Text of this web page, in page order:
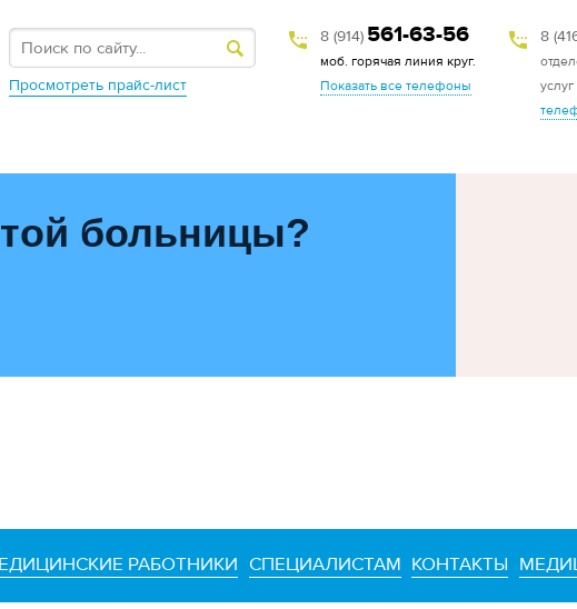
Просмотреть прайс-лист
8 (914) 561-63-56
моб. горячая линия круг.
Показать все телефоны
8
услуг
больницы?
РАБОТНИКИ СПЕЦИАЛИСТАМ КОНТАКТЫ